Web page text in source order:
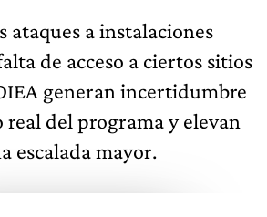
ataques a instalaciones
de acceso a ciertos sitios
generan incertidumbre
real del programa y elevan
escalada mayor.